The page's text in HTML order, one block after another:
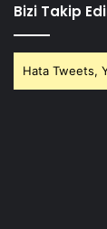
Bizi Takip
Hata Tweets,